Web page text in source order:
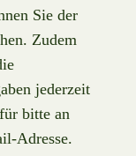
Sie der
Zudem
jederzeit
bitte an
Adresse.